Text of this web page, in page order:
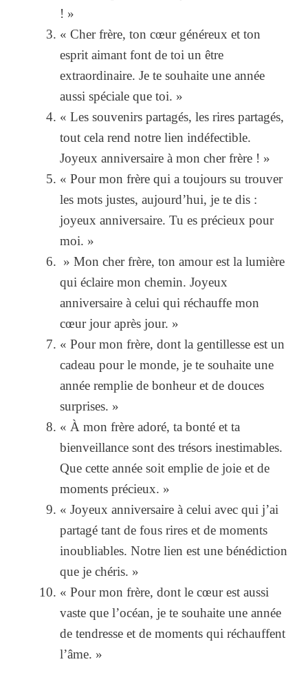
! »
« Cher frère, ton cœur généreux et ton
esprit aimant font de toi un être
extraordinaire. Je te souhaite une année
aussi spéciale que toi. »
« Les souvenirs partagés, les rires partagés,
tout cela rend notre lien indéfectible.
Joyeux anniversaire à mon cher frère ! »
« Pour mon frère qui a toujours su trouver
les mots justes, aujourd’hui, je te dis :
joyeux anniversaire. Tu es précieux pour
moi. »
» Mon cher frère, ton amour est la lumière
qui éclaire mon chemin. Joyeux
anniversaire à celui qui réchauffe mon
cœur jour après jour. »
« Pour mon frère, dont la gentillesse est un
cadeau pour le monde, je te souhaite une
année remplie de bonheur et de douces
surprises. »
« À mon frère adoré, ta bonté et ta
bienveillance sont des trésors inestimables.
Que cette année soit emplie de joie et de
moments précieux. »
« Joyeux anniversaire à celui avec qui j’ai
partagé tant de fous rires et de moments
inoubliables. Notre lien est une bénédiction
que je chéris. »
« Pour mon frère, dont le cœur est aussi
vaste que l’océan, je te souhaite une année
de tendresse et de moments qui réchauffent
l’âme. »